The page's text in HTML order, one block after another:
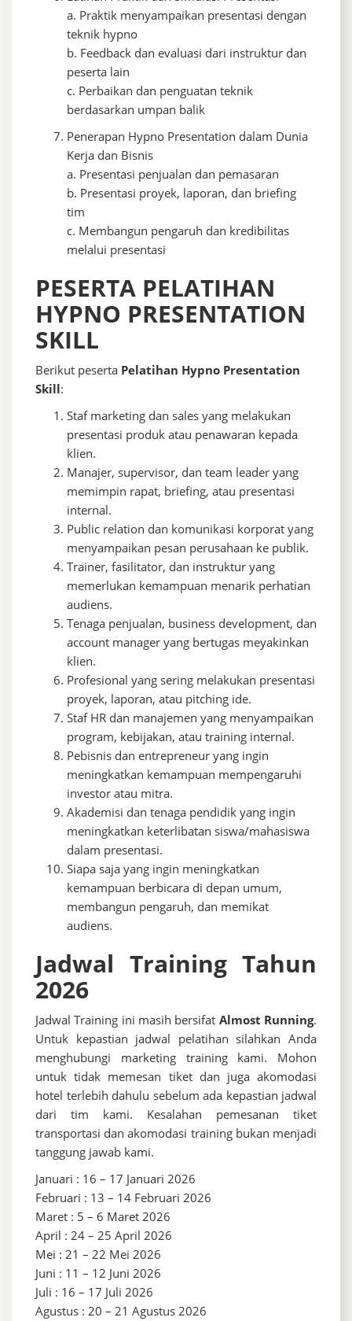
a. Praktik menyampaikan presentasi dengan
teknik hypno
b. Feedback dan evaluasi dari instruktur dan
peserta lain
c. Perbaikan dan penguatan teknik
berdasarkan umpan balik
Penerapan Hypno Presentation dalam Dunia
Kerja dan Bisnis
a. Presentasi penjualan dan pemasaran
b. Presentasi proyek, laporan, dan briefing
tim
c. Membangun pengaruh dan kredibilitas
melalui presentasi
PESERTA PELATIHAN
HYPNO PRESENTATION
SKILL
Berikut peserta Pelatihan Hypno Presentation
Skill:
Staf marketing dan sales yang melakukan
presentasi produk atau penawaran kepada
klien.
Manajer, supervisor, dan team leader yang
memimpin rapat, briefing, atau presentasi
internal.
Public relation dan komunikasi korporat yang
menyampaikan pesan perusahaan ke publik.
Trainer, fasilitator, dan instruktur yang
memerlukan kemampuan menarik perhatian
audiens.
Tenaga penjualan, business development, dan
account manager yang bertugas meyakinkan
klien.
Profesional yang sering melakukan presentasi
proyek, laporan, atau pitching ide.
Staf HR dan manajemen yang menyampaikan
program, kebijakan, atau training internal.
Pebisnis dan entrepreneur yang ingin
meningkatkan kemampuan mempengaruhi
investor atau mitra.
Akademisi dan tenaga pendidik yang ingin
meningkatkan keterlibatan siswa/mahasiswa
dalam presentasi.
Siapa saja yang ingin meningkatkan
kemampuan berbicara di depan umum,
membangun pengaruh, dan memikat
audiens.
Jadwal Training Tahun
2026
Jadwal Training ini masih bersifat Almost Running.
Untuk kepastian jadwal pelatihan silahkan Anda
menghubungi marketing training kami. Mohon
untuk tidak memesan tiket dan juga akomodasi
hotel terlebih dahulu sebelum ada kepastian jadwal
dari tim kami. Kesalahan pemesanan tiket
transportasi dan akomodasi training bukan menjadi
tanggung jawab kami.
Januari : 16 – 17 Januari 2026
Februari : 13 – 14 Februari 2026
Maret : 5 – 6 Maret 2026
April : 24 – 25 April 2026
Mei : 21 – 22 Mei 2026
Juni : 11 – 12 Juni 2026
Juli : 16 – 17 Juli 2026
Agustus : 20 – 21 Agustus 2026